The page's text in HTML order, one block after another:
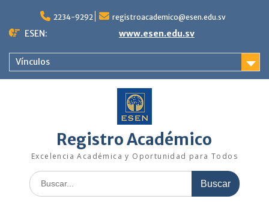
contenido
2234-9292 registroacademico@esen.edu.sv
ESEN: www.esen.edu.sv
Vínculos
Registro Académico
Excelencia Académica y Oportunidad para Todos
Buscar: